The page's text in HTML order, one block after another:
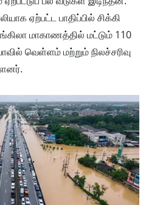
ஏற்பட்ட பாதிப்பில் சிக்கி
மாகாணத்தில் மட்டும் 110
வெள்ளம் மற்றும் நிலச்சரிவு